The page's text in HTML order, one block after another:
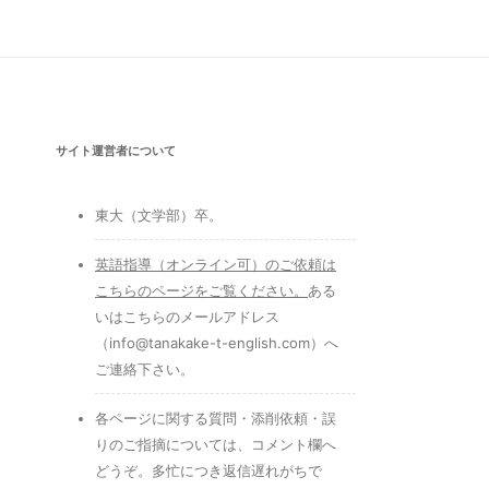
サイト運営者について
東大（文学部）卒。
英語指導（オンライン可）のご依頼は
こちらのページをご覧ください。 ある
いはこちらのメールアドレス
（info@tanakake-t-english.com）へ
ご連絡下さい。
各ページに関する質問・添削依頼・誤
りのご指摘については、コメント欄へ
どうぞ。多忙につき返信遅れがちで